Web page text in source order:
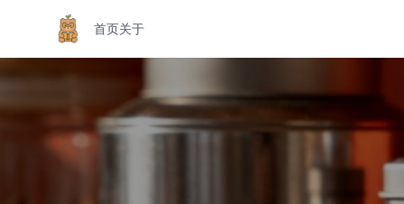
首页关于